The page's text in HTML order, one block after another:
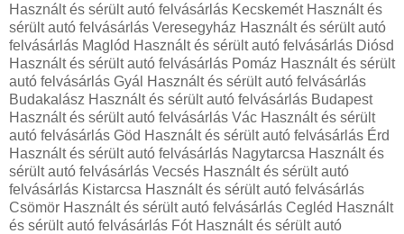
Használt és sérült autó felvásárlás Kecskemét Használt és
sérült autó felvásárlás Veresegyház Használt és sérült autó
felvásárlás Maglód Használt és sérült autó felvásárlás Diósd
Használt és sérült autó felvásárlás Pomáz Használt és sérült
autó felvásárlás Gyál Használt és sérült autó felvásárlás
Budakalász Használt és sérült autó felvásárlás Budapest
Használt és sérült autó felvásárlás Vác Használt és sérült
autó felvásárlás Göd Használt és sérült autó felvásárlás Érd
Használt és sérült autó felvásárlás Nagytarcsa Használt és
sérült autó felvásárlás Vecsés Használt és sérült autó
felvásárlás Kistarcsa Használt és sérült autó felvásárlás
Csömör Használt és sérült autó felvásárlás Cegléd Használt
és sérült autó felvásárlás Fót Használt és sérült autó